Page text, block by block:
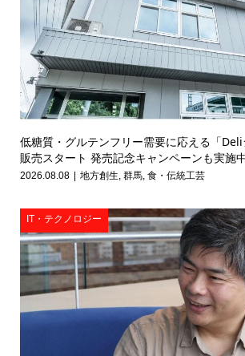
低糖質・グルテンフリー需要に応える「
販売スタート 発売記念キャンペーンも実施
2026.08.08 地方創生 群馬, 食・伝統工芸
IT・テクノロジー